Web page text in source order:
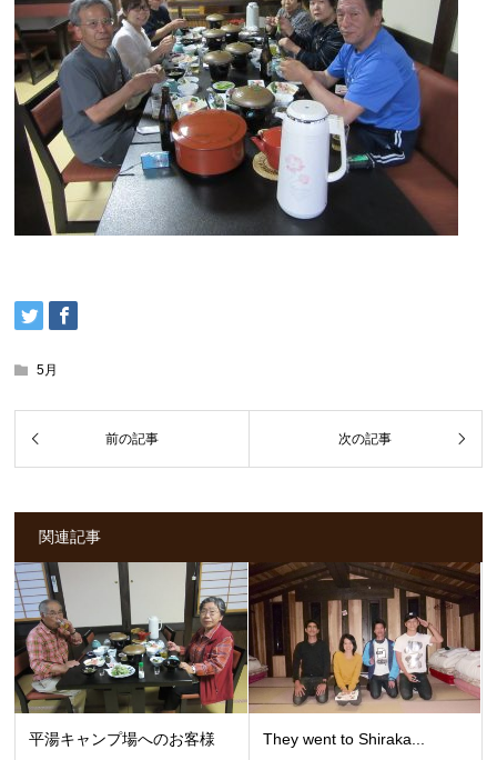
5月
関連記事
平湯キャンプ場へのお客様 They went to Shiraka...